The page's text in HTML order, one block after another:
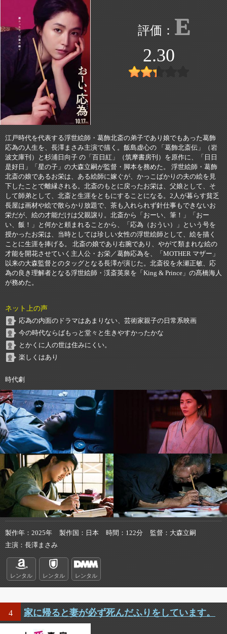
E
2.30
江戸時代を代表する浮世絵師・葛飾北斎の弟子であり娘でもあった葛飾
応為の人生を、長澤まさみ主演で描く。飯島虚心の 「葛飾北斎伝」（岩
波文庫刊）と杉浦日向子 の「百日紅」（筑摩書房刊）を原作に、「日日
是好日」「星の子」の大森立嗣が監督・脚本を務めた。 浮世絵師・葛飾
北斎の娘であるお栄は、ある絵師に嫁ぐが、かっこばかりの夫の絵を見
下したことで離縁される。北斎のもとに戻ったお栄は、父娘として、そ
して師弟として、北斎と生涯をともにすることになる。2人が暮らす貧乏
長屋は画材や絵で散らかり放題で、茶も入れられず針仕事もできないお
栄だが、絵の才能だけは父親譲り。北斎から「おーい、筆！」「おー
い、飯！」と何かと頼まれることから、「応為（おうい）」という号を
授かったお栄は、当時としては珍しい女性の浮世絵師として、絵を描く
ことに生涯を捧げる。 北斎の娘であり右腕であり、やがて類まれな絵の
才能を開花させていく主人公・お栄／葛飾応為を、「MOTHER マザー」
以来の大森監督とのタッグとなる長澤が演じた。北斎役を永瀬正敏、応
為の良き理解者となる浮世絵師・渓斎英泉を「King & Prince」の髙橋海人
が務めた。
ネット上の声
応為の内面のドラマはあまりない、芸術家親子の日常系映画
今の時代ならばもっと堂々と生きやすかったかな
とかくに人の世は住みにくい。
楽しくはあり
時代劇
製作年 2025年 製作国 日本 時間 122分 監督
大森立嗣
主演
長澤まさみ
レンタル レンタル レンタル
4 家に帰ると妻が必ず死んだふりをしています。